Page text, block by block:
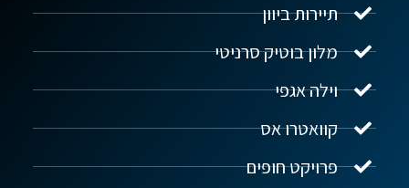
תיירות ביוון
מלון בוטיק סרניטי
וילה אגפי
קוואטרו אס
פרויקט חופים
נדל"ן ביוון G.R.E
שלום! איך אפשר לעזור?